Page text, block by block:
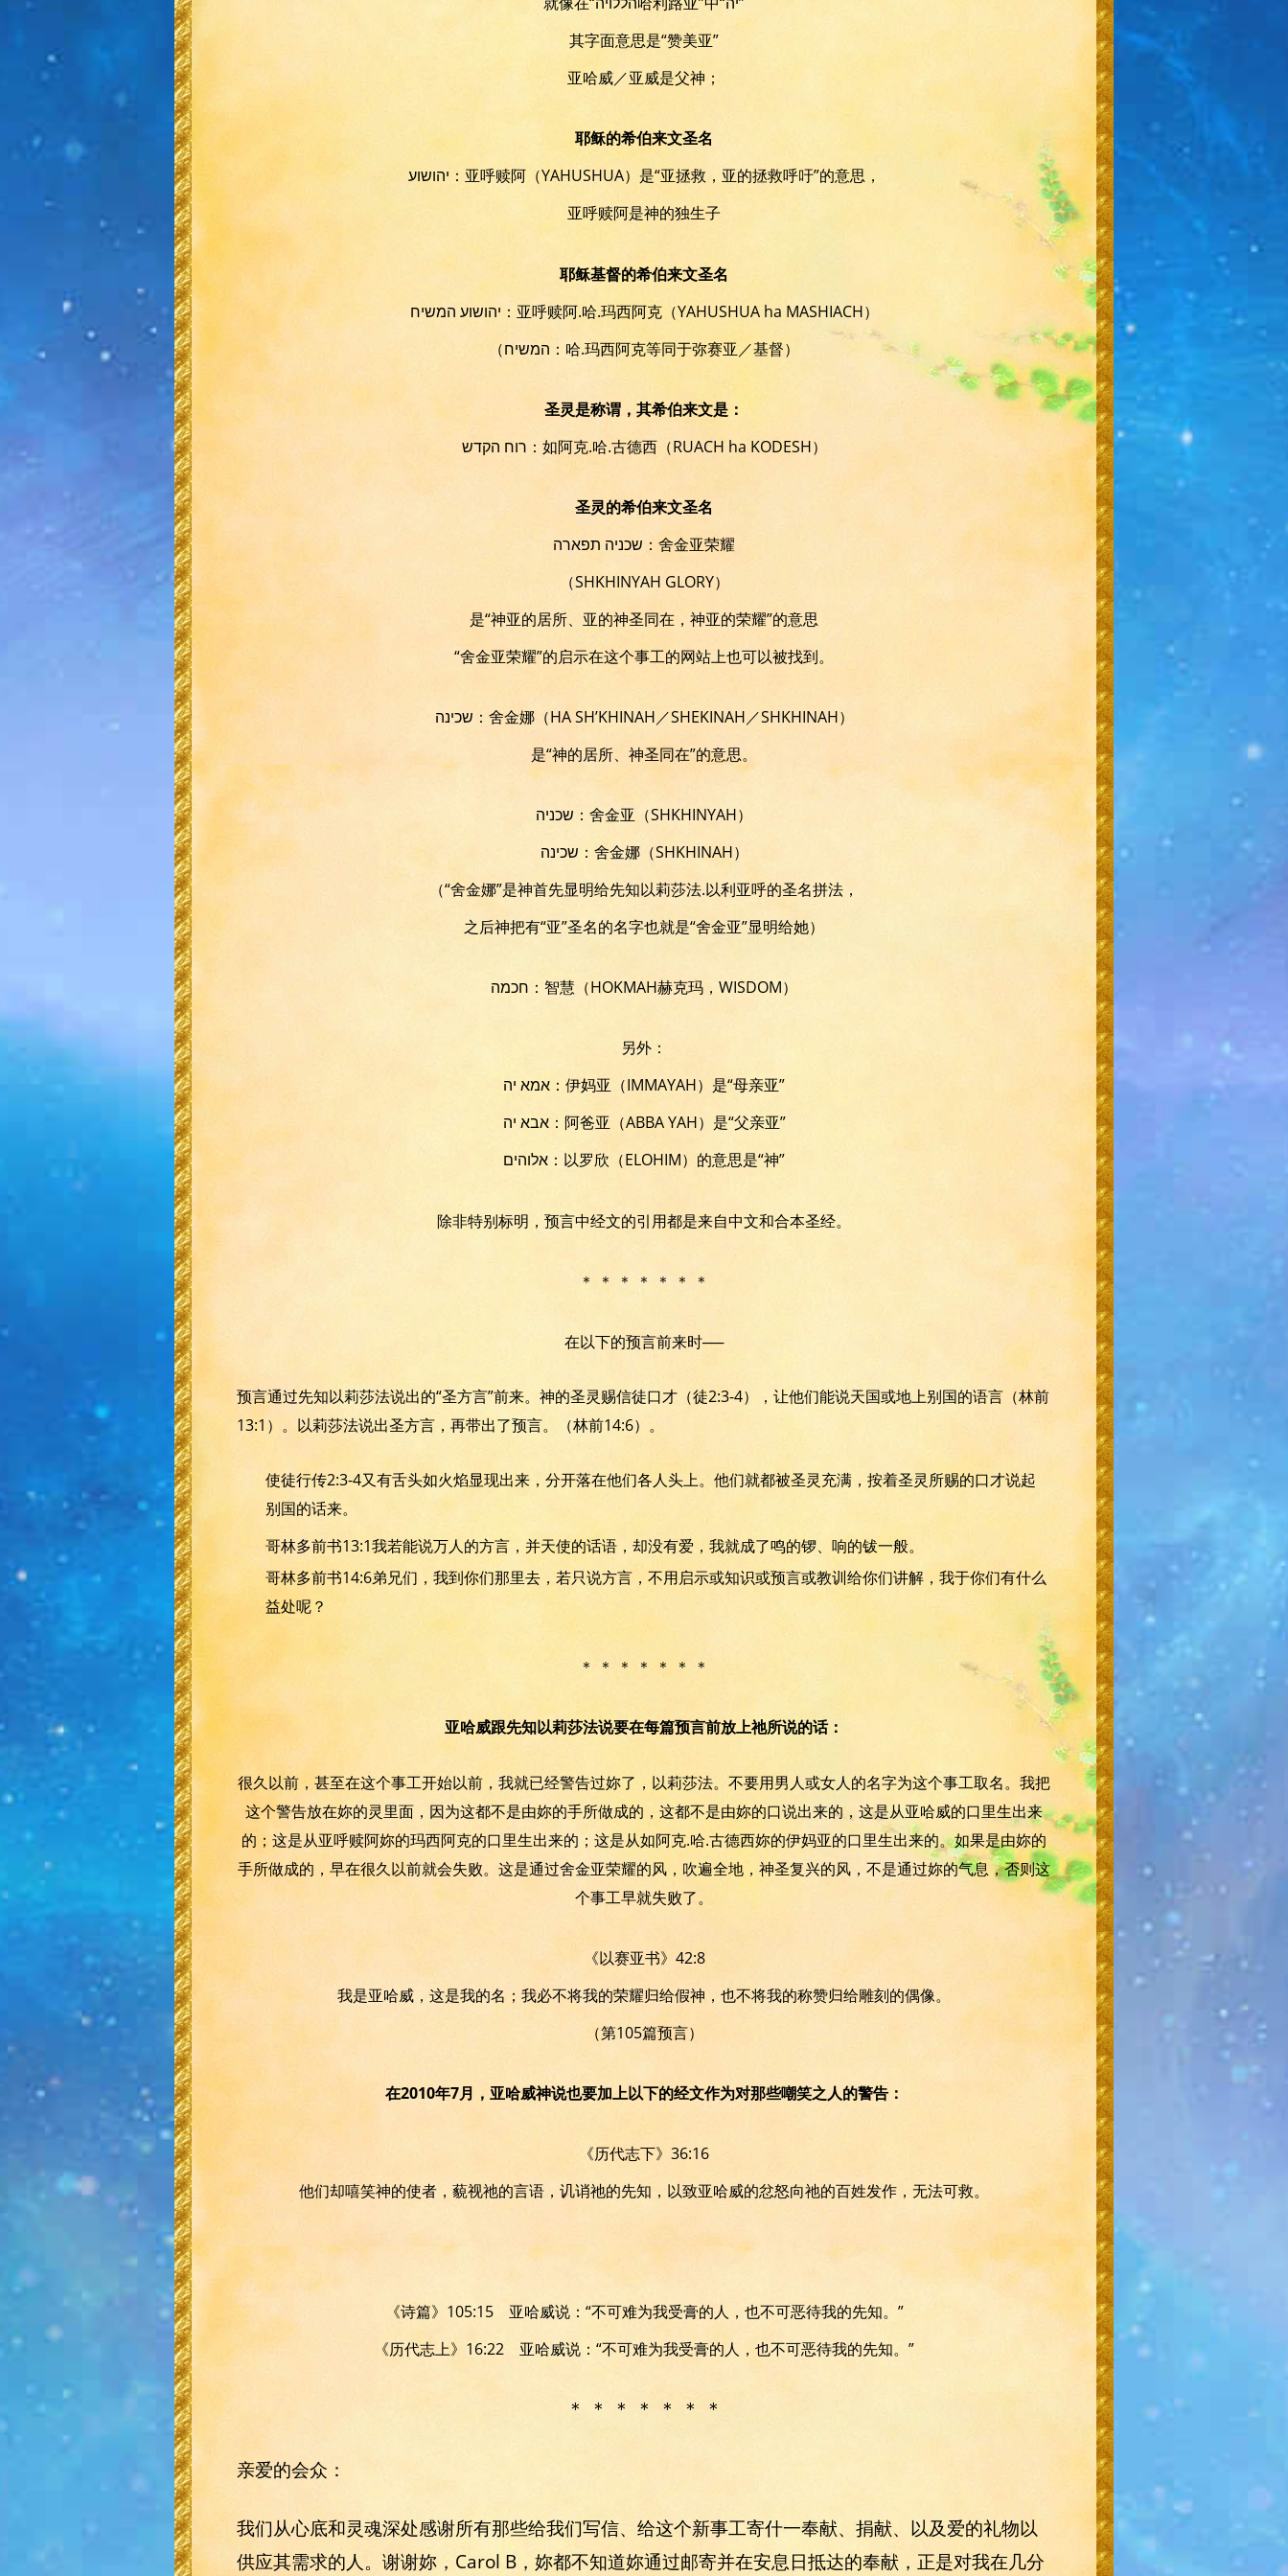
其字面意思是“赞美亚”
亚哈威／亚威是父神；
耶稣的希伯来文圣名
יהושוע：亚呼赎阿（YAHUSHUA） 是“亚拯救，亚的拯救呼吁”的意思，
亚呼赎阿是神的独生子
耶稣基督的希伯来文圣名
יהושוע המשיח：亚呼赎阿.哈.玛西阿克（YAHUSHUA ha MASHIACH）
（המשיח：哈.玛西阿克等同于弥赛亚／基督）
圣灵是称谓，其希伯来文是：
רוח הקדש：如阿克.哈.古德西（RUACH ha KODESH）
圣灵的希伯来文圣名
שכניה תפארה：舍金亚荣耀
（SHKHINYAH GLORY）
是“神亚的居所、亚的神圣同在，神亚的荣耀”的意思
“舍金亚荣耀”的启示在这个事工的网站上也可以被找到。
שכינה：舍金娜（HA SH’KHINAH／SHEKINAH／SHKHINAH）
是“神的居所、神圣同在”的意思。
שכניה：舍金亚（SHKHINYAH）
שכינה：舍金娜（SHKHINAH）
（“舍金娜”是神首先显明给先知以莉莎法.以利亚呼的圣名拼法，
之后神把有“亚”圣名的名字也就是“舍金亚”显明给她）
חכמה：智慧（HOKMAH赫克玛，WISDOM）
另外：
אמא יה：伊妈亚（IMMAYAH）是“母亲亚”
אבא יה：阿爸亚（ABBA YAH）是“父亲亚”
אלוהים：以罗欣（ELOHIM）的意思是“神”
除非特别标明，预言中经文的引用都是来自中文和合本圣经。
＊ ＊ ＊ ＊ ＊ ＊ ＊
在以下的预言前来时──
预言通过先知以莉莎法说出的“圣方言”前来。神的圣灵赐信徒口才（徒2:3-4），让他们能说天国或地上别国的语言（林前
13:1）。以莉莎法说出圣方言，再带出了预言。（林前14:6）。
使徒行传2:3-4又有舌头如火焰显现出来，分开落在他们各人头上。他们就都被圣灵充满，按着圣灵所赐的口才说起
别国的话来。
哥林多前书13:1我若能说万人的方言，并天使的话语，却没有爱，我就成了鸣的锣、响的钹一般。
哥林多前书14:6弟兄们，我到你们那里去，若只说方言，不用启示或知识或预言或教训给你们讲解，我于你们有什么
益处呢？
＊ ＊ ＊ ＊ ＊ ＊ ＊
亚哈威跟先知以莉莎法说要在每篇预言前放上祂所说的话：
很久以前，甚至在这个事工开始以前，我就已经警告过妳了，以莉莎法。不要用男人或女人的名字为这个事工取名。我把
这个警告放在妳的灵里面，因为这都不是由妳的手所做成的，这都不是由妳的口说出来的，这是从亚哈威的口里生出来
的；这是从亚呼赎阿妳的玛西阿克的口里生出来的；这是从如阿克.哈.古德西妳的伊妈亚的口里生出来的。如果是由妳的
手所做成的，早在很久以前就会失败。这是通过舍金亚荣耀的风，吹遍全地，神圣复兴的风，不是通过妳的气息，否则这
个事工早就失败了。
《以赛亚书》42:8
我是亚哈威，这是我的名；我必不将我的荣耀归给假神，也不将我的称赞归给雕刻的偶像。
（第105篇预言）
在2010年7月，亚哈威神说也要加上以下的经文作为对那些嘲笑之人的警告：
《历代志下》36:16
他们却嘻笑神的使者，藐视祂的言语，讥诮祂的先知，以致亚哈威的忿怒向祂的百姓发作，无法可救。
《诗篇》105:15 亚哈威说：“不可难为我受膏的人，也不可恶待我的先知。”
《历代志上》16:22 亚哈威说：“不可难为我受膏的人，也不可恶待我的先知。”
＊ ＊ ＊ ＊ ＊ ＊ ＊
亲爱的会众：
我们从心底和灵魂深处感谢所有那些给我们写信、给这个新事工寄什一奉献、捐献、以及爱的礼物以
供应其需求的人。谢谢妳，Carol B，妳都不知道妳通过邮寄并在安息日抵达的奉献，正是对我在几分